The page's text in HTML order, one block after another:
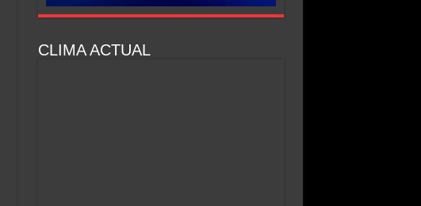
CLIMA ACTUAL